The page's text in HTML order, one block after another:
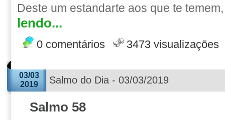
Deste um estandarte aos que te
lendo...
0 comentários 3473 visualizações
03/03
2019
Salmo do Dia - 03/03/2019
Salmo 58